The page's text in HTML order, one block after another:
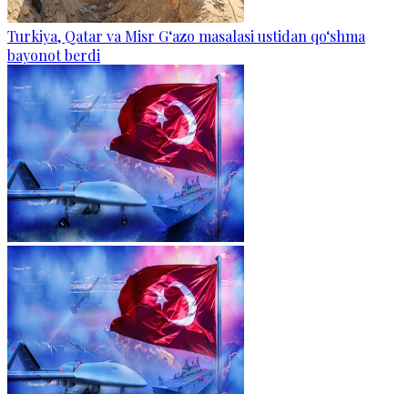
Turkiya, Qatar va Misr G‘azo masalasi ustidan qo‘shma
bayonot berdi